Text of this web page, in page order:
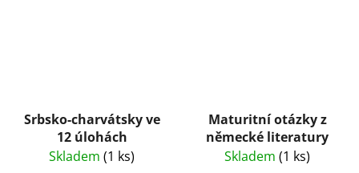
Srbsko-charvátsky ve
12 úlohách
Skladem (1 ks)
Maturitní otázky z
německé literatury
Skladem (1 ks)